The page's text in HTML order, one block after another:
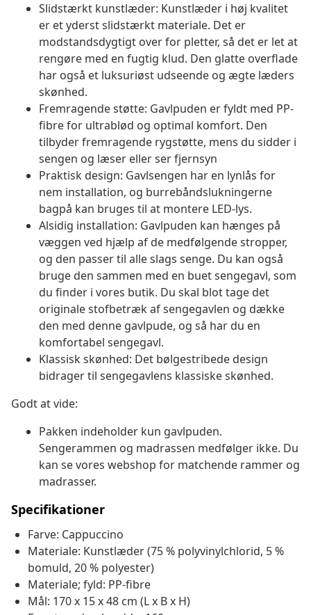
Slidstærkt kunstlæder: Kunstlæder i høj kvalitet
er et yderst slidstærkt materiale. Det er
modstandsdygtigt over for pletter, så det er let at
rengøre med en fugtig klud. Den glatte overflade
har også et luksuriøst udseende og ægte læders
skønhed.
Fremragende støtte: Gavlpuden er fyldt med PP-
fibre for ultrablød og optimal komfort. Den
tilbyder fremragende rygstøtte, mens du sidder i
sengen og læser eller ser fjernsyn
Praktisk design: Gavlsengen har en lynlås for
nem installation, og burrebåndslukningerne
bagpå kan bruges til at montere LED-lys.
Alsidig installation: Gavlpuden kan hænges på
væggen ved hjælp af de medfølgende stropper,
og den passer til alle slags senge. Du kan også
bruge den sammen med en buet sengegavl, som
du finder i vores butik. Du skal blot tage det
originale stofbetræk af sengegavlen og dække
den med denne gavlpude, og så har du en
komfortabel sengegavl.
Klassisk skønhed: Det bølgestribede design
bidrager til sengegavlens klassiske skønhed.
Godt at vide:
Pakken indeholder kun gavlpuden.
Sengerammen og madrassen medfølger ikke. Du
kan se vores webshop for matchende rammer og
madrasser.
Specifikationer
Farve: Cappuccino
Materiale: Kunstlæder (75 % polyvinylchlorid, 5 %
bomuld, 20 % polyester)
Materiale; fyld: PP-fibre
Mål: 170 x 15 x 48 cm (L x B x H)